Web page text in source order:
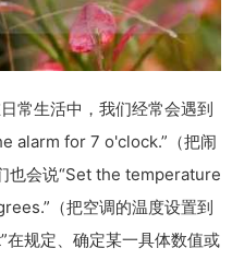
常生活中，我们经常会遇到
alarm for 7 o'clock.”（把闹
也会说“Set the temperature
（把空调的温度设置到
在规定、确定某一具体数值或